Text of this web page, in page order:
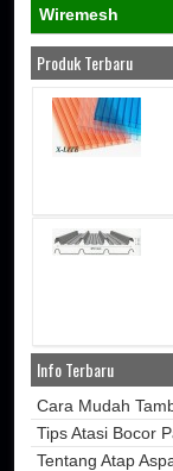
Wiremesh
Produk Terbaru
Info Terbaru
Cara Mudah
Tips Atasi Bocor
Tentang Atap